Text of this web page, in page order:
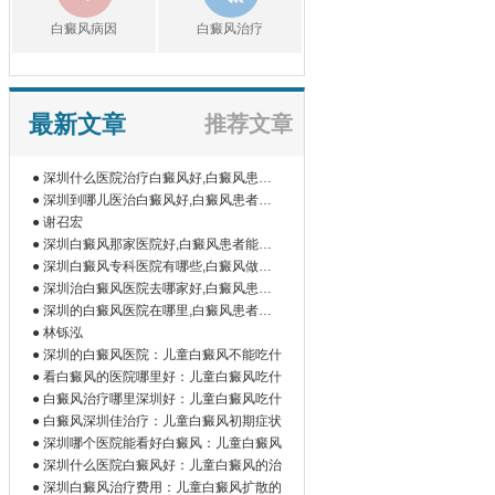
白癜风病因 白癜风治疗
最新文章 推荐文章
● 深圳什么医院治疗白癜风好,白癜风患者
如
● 深圳到哪儿医治白癜风好,白癜风患者为
什● 谢召宏
● 深圳白癜风那家医院好,白癜风患者能吃
橘
● 深圳白癜风专科医院有哪些,白癜风做伍
德
● 深圳治白癜风医院去哪家好,白癜风患者
为
● 深圳的白癜风医院在哪里,白癜风患者做
微● 林铄泓
● 深圳的白癜风医院：儿童白癜风不能吃什
● 看白癜风的医院哪里好：儿童白癜风吃什
● 白癜风治疗哪里深圳好：儿童白癜风吃什
● 白癜风深圳佳治疗：儿童白癜风初期症状
● 深圳哪个医院能看好白癜风：儿童白癜风
● 深圳什么医院白癜风好：儿童白癜风的治
● 深圳白癜风治疗费用：儿童白癜风扩散的